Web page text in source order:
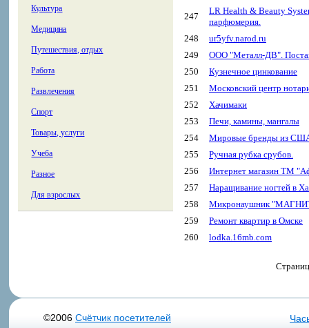
Культура
Медицина
Путешествия, отдых
Работа
Развлечения
Спорт
Товары, услуги
Учеба
Разное
Для взрослых
247
LR Health & Beauty
парфюмерия.
248
ur5yfv.narod.ru
249
ООО "Металл-ДВ".
250
Кузнечное цинкование
251
Московский центр
252
Хачимаки
253
Печи, камины, мангалы
254
Мировые бренды из
255
Ручная рубка срубов.
256
Интернет магазин ТМ
257
Наращивание ногтей в
258
Микронаушник
259
Ремонт квартир в Омске
260
lodka.16mb.com
©2006 Счётчик посетителей